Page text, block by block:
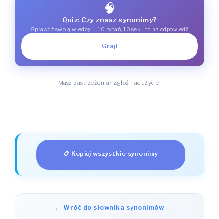
🧠
Quiz: Czy znasz synonimy?
Sprawdź swoją wiedzę — 10 pytań, 10 sekund na odpowiedź
Graj!
Masz zastrzeżenia? Zgłoś nadużycie.
📋 Kopiuj wszystkie synonimy
← Wróć do słownika synonimów